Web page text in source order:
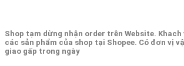
Shop tạm dừng nhận order trên Website.
các sản phẩm của shop tại Shopee. Có đơn vị
giao gấp trong ngày